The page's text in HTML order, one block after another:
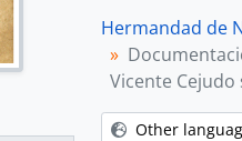
Hermandad de
Vicente Cejudo
Other